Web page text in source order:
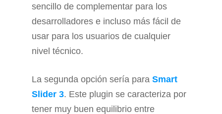
sencillo de complementar para los
desarrolladores e incluso más fácil de
usar para los usuarios de cualquier
nivel técnico.
La segunda opción sería para Smart
Slider 3. Este plugin se caracteriza por
tener muy buen equilibrio entre